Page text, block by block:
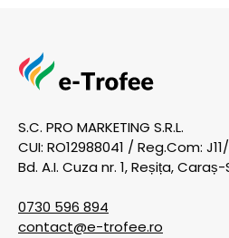
S.C. PRO MARKETING S.R.L.
CUI: RO12988041 / Reg.Com:
Bd. A.I. Cuza nr. 1, Reșița,
0730 596 894
contact@e-trofee.ro